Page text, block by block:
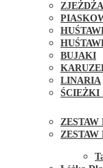
BUJAKI
LINARIA
ŚCIEŻKI